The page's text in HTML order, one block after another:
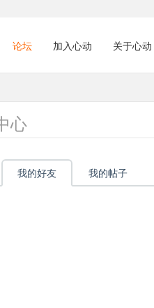
论坛 加入心动 关于心动
心
我的好友 我的帖子